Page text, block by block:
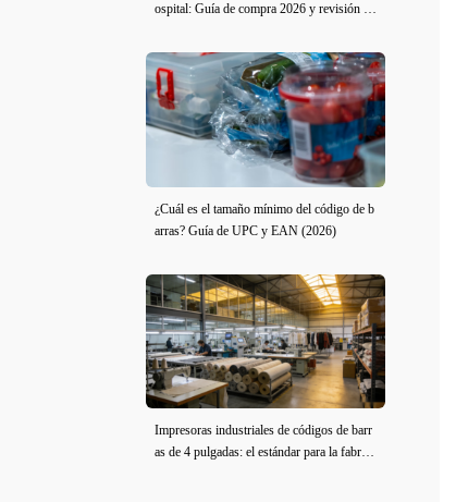
ospital: Guía de compra 2026 y revisión de
¿Cuál es el tamaño mínimo del código de b
arras? Guía de UPC y EAN (2026)
Impresoras industriales de códigos de barr
as de 4 pulgadas: el estándar para la fabrica